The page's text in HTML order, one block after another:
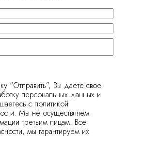
“Отправить”, Вы даете свое
персональных данных и
с политикой
Мы не осуществляем
третьим лицам. Все
мы гарантируем их